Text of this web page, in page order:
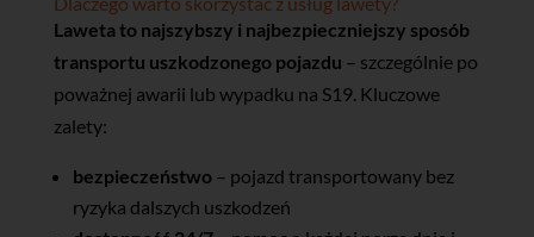
Laweta to najszybszy i najbezpieczniejszy sposób
transportu uszkodzonego pojazdu – szczególnie po
poważnej awarii lub wypadku na S19. Kluczowe
zalety:
bezpieczeństwo– pojazd transportowany bez
ryzyka dalszych uszkodzeń